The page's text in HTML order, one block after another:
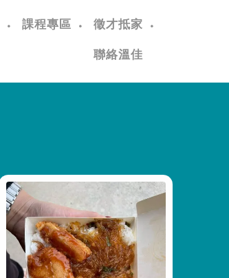
課程專區 徵才抵家
聯絡溫佳